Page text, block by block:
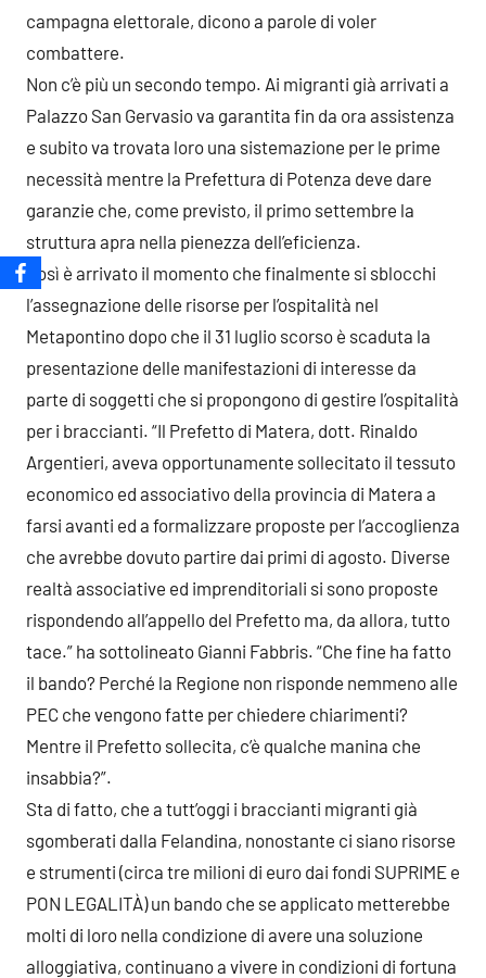
campagna elettorale, dicono a parole di voler
combattere.
Non c’è più un secondo tempo. Ai migranti già arrivati a
Palazzo San Gervasio va garantita fin da ora assistenza
e subito va trovata loro una sistemazione per le prime
necessità mentre la Prefettura di Potenza deve dare
garanzie che, come previsto, il primo settembre la
struttura apra nella pienezza dell’eficienza.
Così è arrivato il momento che finalmente si sblocchi
l’assegnazione delle risorse per l’ospitalità nel
Metapontino dopo che il 31 luglio scorso è scaduta la
presentazione delle manifestazioni di interesse da
parte di soggetti che si propongono di gestire l’ospitalità
per i braccianti. “Il Prefetto di Matera, dott. Rinaldo
Argentieri, aveva opportunamente sollecitato il tessuto
economico ed associativo della provincia di Matera a
farsi avanti ed a formalizzare proposte per l’accoglienza
che avrebbe dovuto partire dai primi di agosto. Diverse
realtà associative ed imprenditoriali si sono proposte
rispondendo all’appello del Prefetto ma, da allora, tutto
tace.” ha sottolineato Gianni Fabbris. “Che fine ha fatto
il bando? Perché la Regione non risponde nemmeno alle
PEC che vengono fatte per chiedere chiarimenti?
Mentre il Prefetto sollecita, c’è qualche manina che
insabbia?”.
Sta di fatto, che a tutt’oggi i braccianti migranti già
sgomberati dalla Felandina, nonostante ci siano risorse
e strumenti (circa tre milioni di euro dai fondi SUPRIME e
PON LEGALITÀ) un bando che se applicato metterebbe
molti di loro nella condizione di avere una soluzione
alloggiativa, continuano a vivere in condizioni di fortuna